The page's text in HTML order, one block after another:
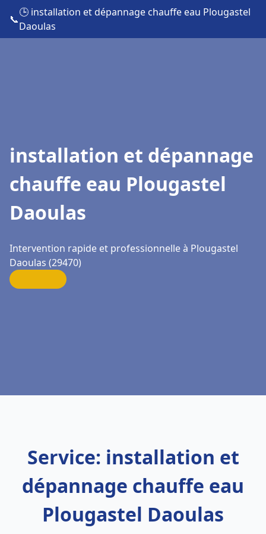
📞
🕒 installation et dépannage chauffe eau Plougastel
Daoulas
installation et dépannage
chauffe eau Plougastel
Daoulas
Intervention rapide et professionnelle à Plougastel
Daoulas (29470)
Service: installation et
dépannage chauffe eau
Plougastel Daoulas